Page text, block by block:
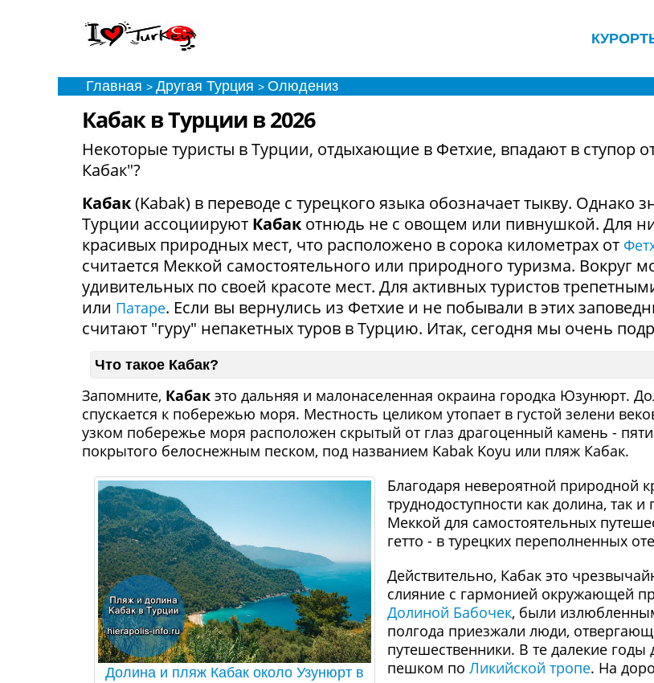
Главная > Другая Турция > Олюдениз
Кабак в Турции в 2026
Некоторые туристы в Турции, отдыхающие в Фетхие, впадают в ступор
Кабак"?
Кабак(Kabak) в переводе с турецкого языка обозначает тыкву. Однако
Турции ассоциируют Кабак отнюдь не с овощем или пивнушкой. Для
красивых природных мест, что расположено в сорока километрах от
считается Меккой самостоятельного или природного туризма. Вокруг
удивительных по своей красоте мест. Для активных туристов
или Патаре. Если вы вернулись из Фетхие и не побывали в этих
считают "гуру" непакетных туров в Турцию. Итак, сегодня мы очень
Что такое Кабак?
Запомните, Кабак это дальняя и малонаселенная окраина городка Юзунюрт.
спускается к побережью моря. Местность целиком утопает в густой зелени
узком побережье моря расположен скрытый от глаз драгоценный камень -
покрытого белоснежным песком, под названием Kabak Koyu или пляж Кабак.
Долина и пляж Кабак около Узунюрт в
Благодаря невероятной природной
труднодоступности как долина, так
Меккой для самостоятельных
гетто - в турецких переполненных
Действительно, Кабак это
слияние с гармонией окружающей
Долиной Бабочек, были
полгода приезжали люди,
путешественники. В те далекие
пешком по Ликийской тропе. На